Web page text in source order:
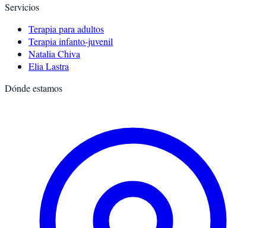
Servicios
Terapia para adultos
Terapia infanto-juvenil
Natalia Chiva
Elia Lastra
Dónde estamos